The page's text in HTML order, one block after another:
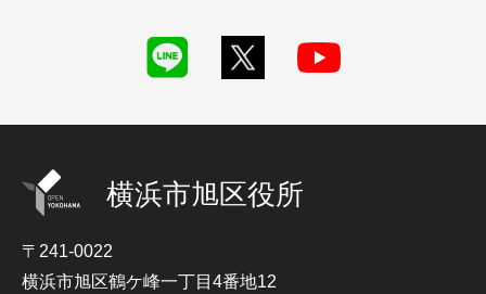
横浜市旭区役所
〒241-0022
横浜市旭区鶴ケ峰一丁目4番地12